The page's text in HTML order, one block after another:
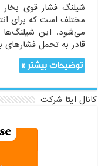
شیلنگ فشار قوی
مختلف است که برای
می‌شود. این
قادر به تحمل فشارهای
توضیحات بیشتر »
کانال ایتا شرکت